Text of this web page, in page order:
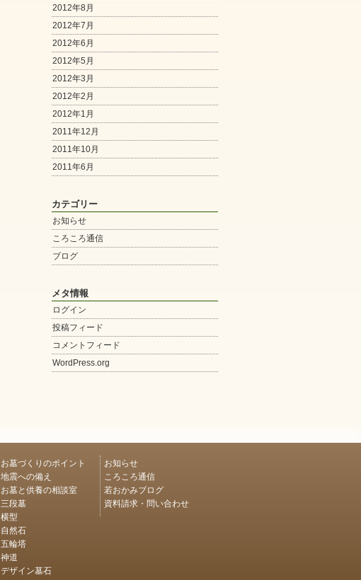
2012年8月
2012年7月
2012年6月
2012年5月
2012年3月
2012年2月
2012年1月
2011年12月
2011年10月
2011年6月
カテゴリー
お知らせ
ころころ通信
ブログ
メタ情報
ログイン
投稿フィード
コメントフィード
WordPress.org
お墓づくりのポイント
地震への備え
お墓と供養の相談室
三段墓
横型
自然石
五輪塔
神道
デザイン墓石
お知らせ
ころころ通信
若おかみブログ
資料請求・問い合わせ